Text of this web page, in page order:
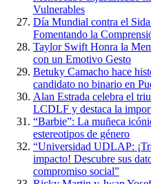
Vulnerables
Día Mundial contra el
Fomentando la
Taylor Swift Honra la
con un Emotivo Gesto
Betuky Camacho hace
candidato no binario en
Alan Estrada celebra el
LCDLF y destaca la
“Barbie”: La muñeca
estereotipos de género
“Universidad UDLAP:
impacto! Descubre sus
compromiso social”